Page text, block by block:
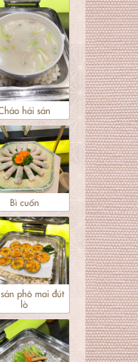
hải sản
Bì cuốn
phô mai đút
lò